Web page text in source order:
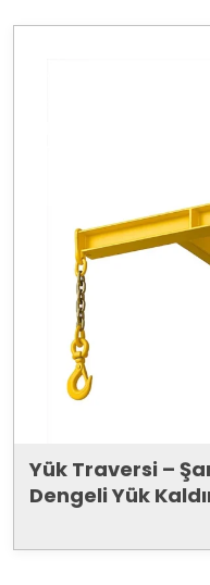
Yük Traversi –
Dengeli Yük